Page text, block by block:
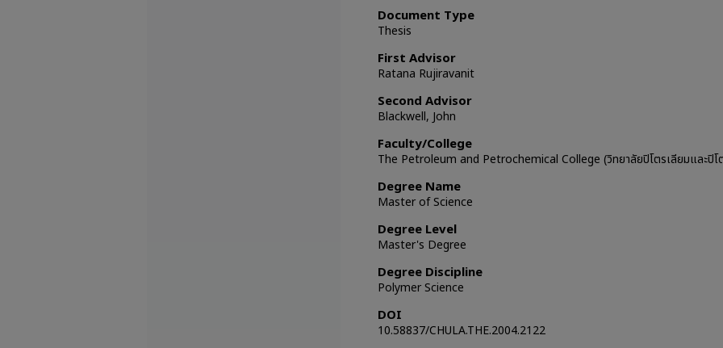
Document Type
Thesis
First Advisor
Ratana Rujiravanit
Second Advisor
Blackwell, John
Faculty/College
The Petroleum and Petrochemical College (วิทยาลัยปิโตรเลียมและปิโ
Degree Name
Master of Science
Degree Level
Master's Degree
Degree Discipline
Polymer Science
DOI
10.58837/CHULA.THE.2004.2122